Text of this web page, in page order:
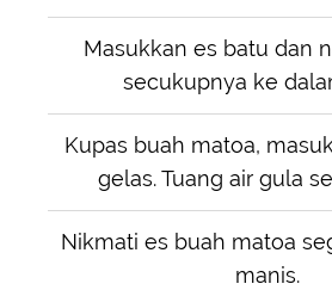
Masukkan es batu dan
secukupnya ke
Kupas buah matoa,
gelas. Tuang air gula
Nikmati es buah matoa
manis.